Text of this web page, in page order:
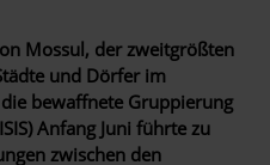
Mossul, der zweitgrößten
und Dörfer im
bewaffnete Gruppierung
Anfang Juni führte zu
zwischen den